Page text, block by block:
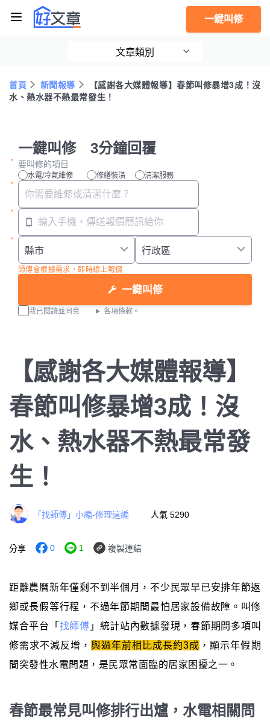
一鍵叫修
文章類別
首頁 新聞報導
【感謝各大媒體報導】春節叫修暴增3成！沒
水、熱水器不熱最常發生！
一鍵叫修 3分鐘回覆
要叫修的項目
水電/冷氣維修 修繕裝潢 清潔服務
師傅會根據需求，即時線上報價
一鍵叫修
我已閱讀並同意 各項條款。
【感謝各大媒體報導】
春節叫修暴增3成！沒
水、熱水器不熱最常發
生！
「找師傅」小編-修理這編 人氣 5290
分享 0 1 複製連結
距離農曆新年僅剩不到半個月，不少民眾早已安排年節返
鄉或長假等行程，不過年節期間最怕居家設備故障。叫修
媒合平台「 找師傅 」統計站內數據發現，春節期間多項叫
修需求不減反增，與過年前相比成長約3成 ，顯示年假期
間突發性水電問題，是民眾常面臨的居家困擾之一。
春節最常見叫修排行出爐，水電相關問